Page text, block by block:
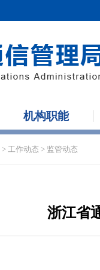
机构职能
> 工作动态 > 监管动态
浙江省